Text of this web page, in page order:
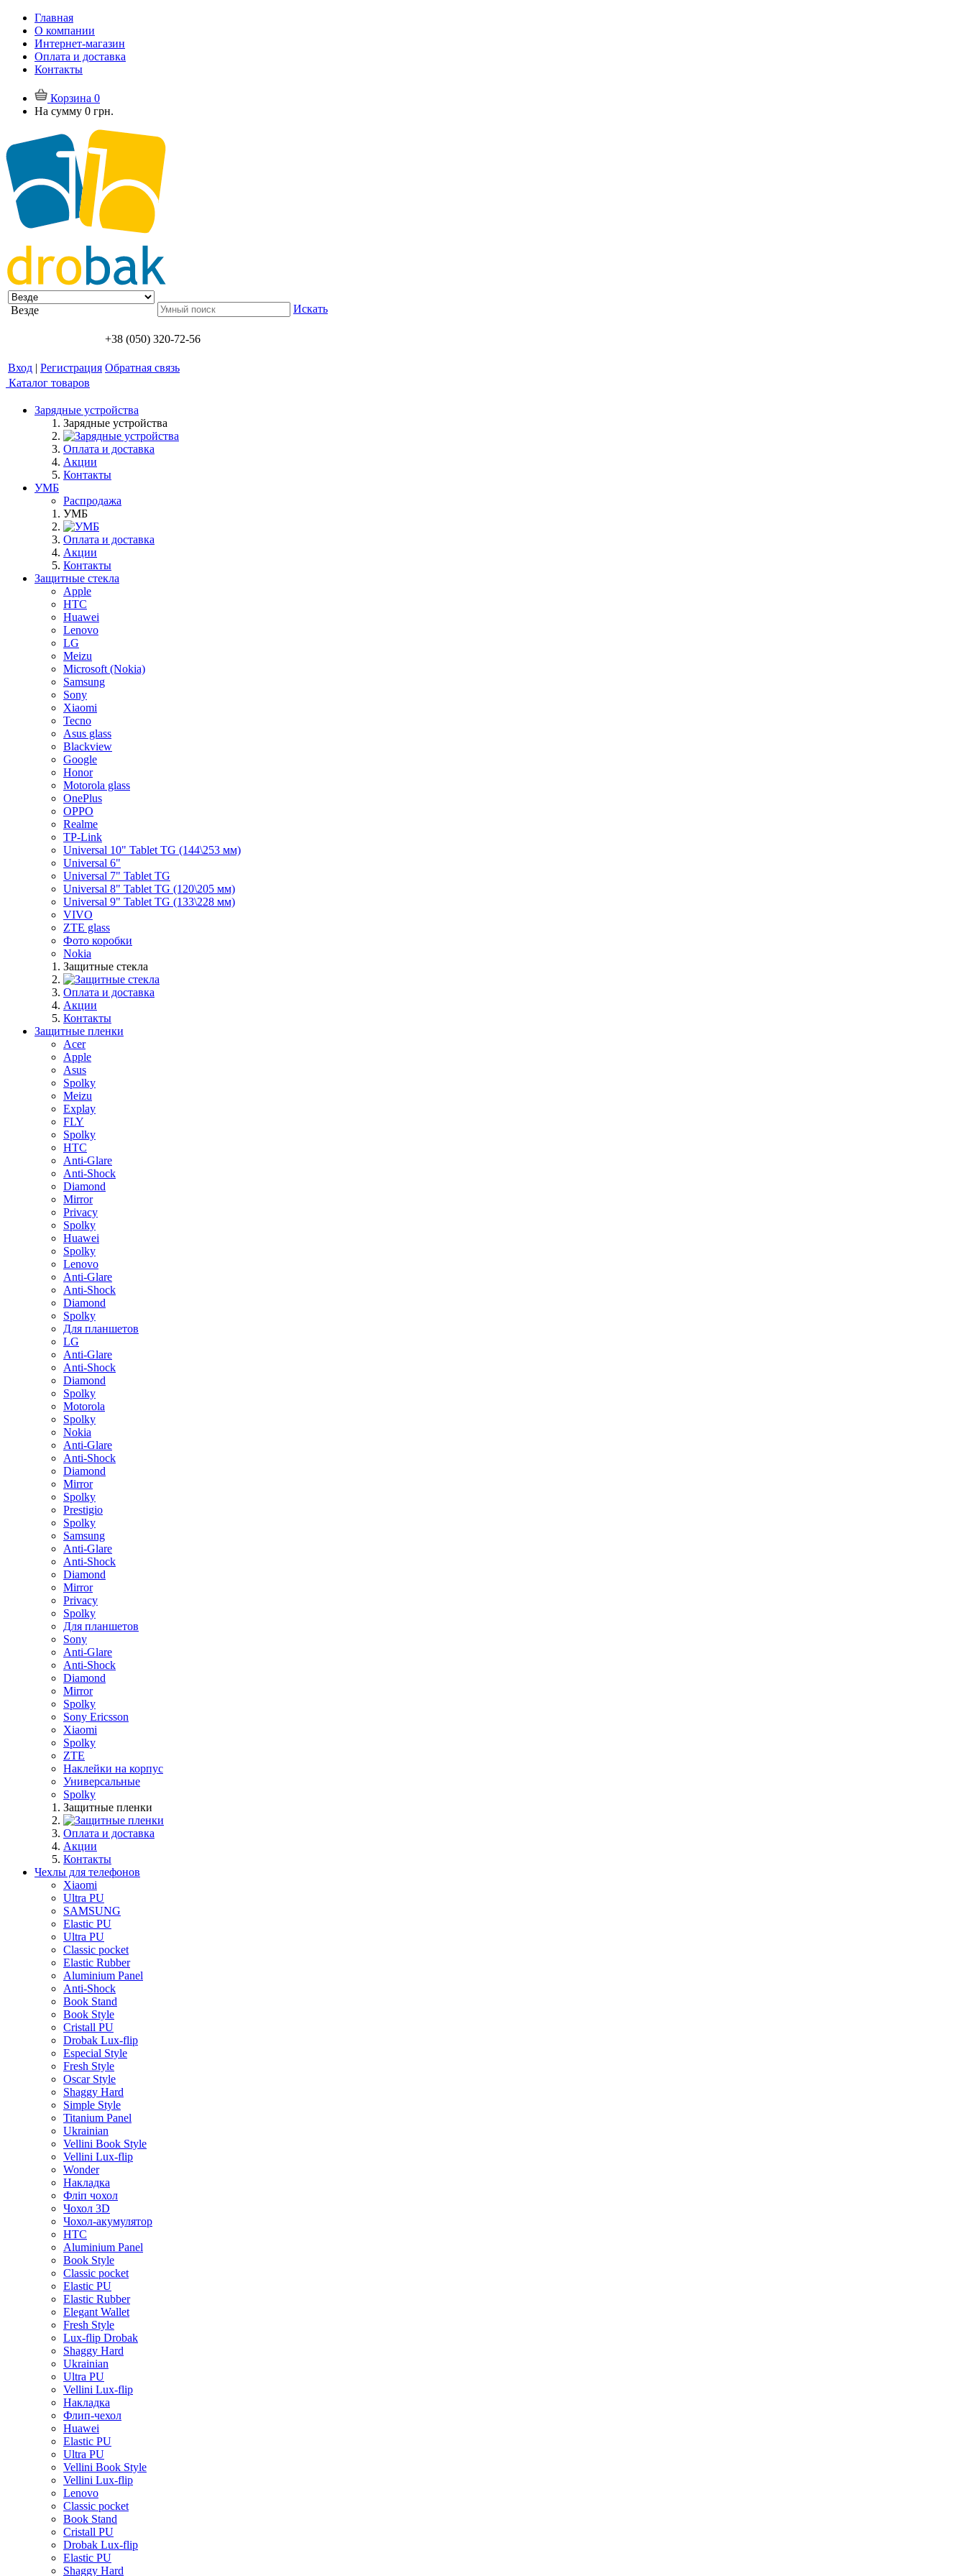
Главная
О компании
Интернет-магазин
Оплата и доставка
Контакты
Корзина 0
На сумму 0 грн.
Везде Искать
+38 (050) 320-72-56
Вход | Регистрация Обратная связь
Каталог товаров
Зарядные устройства
Зарядные устройства
Оплата и доставка
Акции
Контакты
УМБ
Распродажа
УМБ
Оплата и доставка
Акции
Контакты
Защитные стекла
Apple
HTC
Huawei
Lenovo
LG
Meizu
Microsoft (Nokia)
Samsung
Sony
Xiaomi
Tecno
Asus glass
Blackview
Google
Honor
Motorola glass
OnePlus
OPPO
Realme
TP-Link
Universal 10" Tablet TG (144\253 мм)
Universal 6"
Universal 7" Tablet TG
Universal 8" Tablet TG (120\205 мм)
Universal 9" Tablet TG (133\228 мм)
VIVO
ZTE glass
Фото коробки
Nokia
Защитные стекла
Оплата и доставка
Акции
Контакты
Защитные пленки
Acer
Apple
Asus
Spolky
Meizu
Explay
FLY
Spolky
HTC
Anti-Glare
Anti-Shock
Diamond
Mirror
Privacy
Spolky
Huawei
Spolky
Lenovo
Anti-Glare
Anti-Shock
Diamond
Spolky
Для планшетов
LG
Anti-Glare
Anti-Shock
Diamond
Spolky
Motorola
Spolky
Nokia
Anti-Glare
Anti-Shock
Diamond
Mirror
Spolky
Prestigio
Spolky
Samsung
Anti-Glare
Anti-Shock
Diamond
Mirror
Privacy
Spolky
Для планшетов
Sony
Anti-Glare
Anti-Shock
Diamond
Mirror
Spolky
Sony Ericsson
Xiaomi
Spolky
ZTE
Наклейки на корпус
Универсальные
Spolky
Защитные пленки
Оплата и доставка
Акции
Контакты
Чехлы для телефонов
Xiaomi
Ultra PU
SAMSUNG
Elastic PU
Ultra PU
Classic pocket
Elastic Rubber
Aluminium Panel
Anti-Shock
Book Stand
Book Style
Cristall PU
Drobak Lux-flip
Especial Style
Fresh Style
Oscar Style
Shaggy Hard
Simple Style
Titanium Panel
Ukrainian
Vellini Book Style
Vellini Lux-flip
Wonder
Накладка
Фліп чохол
Чохол 3D
Чохол-акумулятор
HTC
Aluminium Panel
Book Style
Classic pocket
Elastic PU
Elastic Rubber
Elegant Wallet
Fresh Style
Lux-flip Drobak
Shaggy Hard
Ukrainian
Ultra PU
Vellini Lux-flip
Накладка
Флип-чехол
Huawei
Elastic PU
Ultra PU
Vellini Book Style
Vellini Lux-flip
Lenovo
Classic pocket
Book Stand
Cristall PU
Drobak Lux-flip
Elastic PU
Shaggy Hard